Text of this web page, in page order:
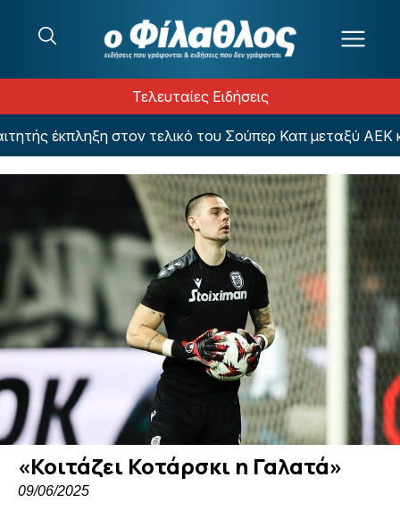
Τελευταίες Ειδήσεις
έκπληξη στον τελικό του Σούπερ Καπ μεταξύ ΑΕΚ
«Κοιτάζει Κοτάρσκι η Γαλατά»
09/06/2025